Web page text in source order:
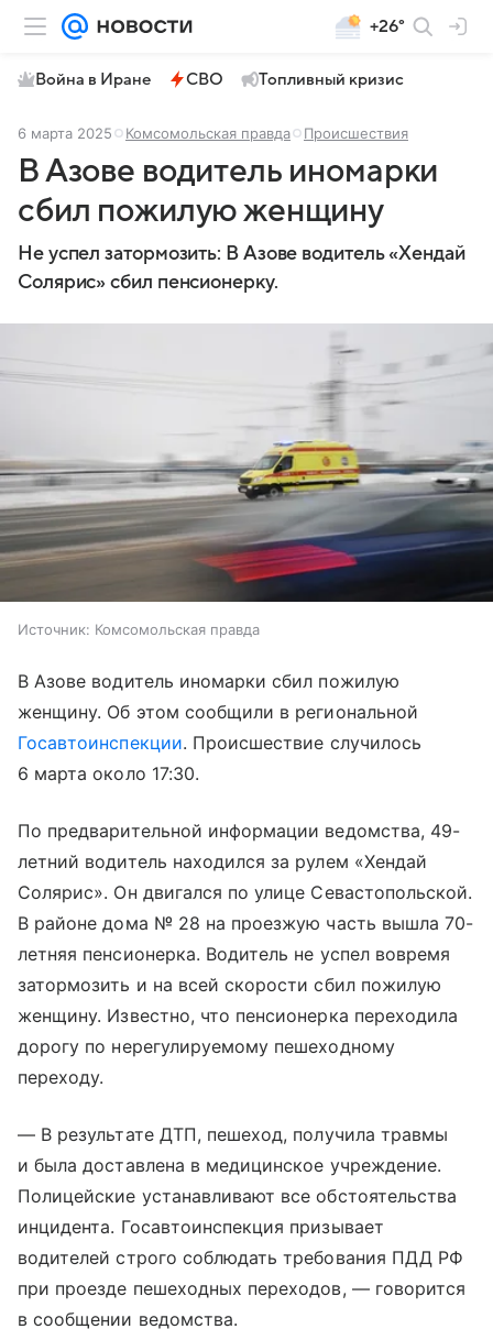
+26°
Война в Иране СВО Топливный кризис
6 марта 2025 Комсомольская правда Происшествия
В Азове водитель иномарки
сбил пожилую женщину
Не успел затормозить: В Азове водитель «Хендай
Солярис» сбил пенсионерку.
Источник: Комсомольская правда
В Азове водитель иномарки сбил пожилую
женщину. Об этом сообщили в региональной
Госавтоинспекции. Происшествие случилось
6 марта около 17:30.
По предварительной информации ведомства, 49-
летний водитель находился за рулем «Хендай
Солярис». Он двигался по улице Севастопольской.
В районе дома № 28 на проезжую часть вышла 70-
летняя пенсионерка. Водитель не успел вовремя
затормозить и на всей скорости сбил пожилую
женщину. Известно, что пенсионерка переходила
дорогу по нерегулируемому пешеходному
переходу.
— В результате ДТП, пешеход, получила травмы
и была доставлена в медицинское учреждение.
Полицейские устанавливают все обстоятельства
инцидента. Госавтоинспекция призывает
водителей строго соблюдать требования ПДД РФ
при проезде пешеходных переходов, — говорится
в сообщении ведомства.